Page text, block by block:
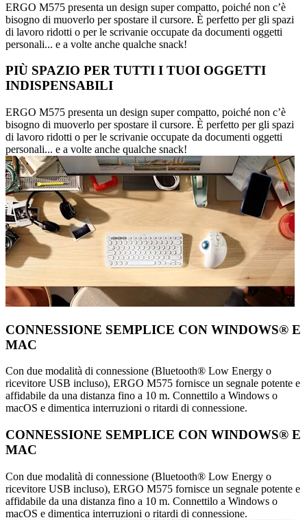
ERGO M575 presenta un design super compatto, poiché non c’è
bisogno di muoverlo per spostare il cursore. È perfetto per gli spazi
di lavoro ridotti o per le scrivanie occupate da documenti oggetti
personali... e a volte anche qualche snack!
PIÙ SPAZIO PER TUTTI I TUOI OGGETTI
INDISPENSABILI
ERGO M575 presenta un design super compatto, poiché non c’è
bisogno di muoverlo per spostare il cursore. È perfetto per gli spazi
di lavoro ridotti o per le scrivanie occupate da documenti oggetti
personali... e a volte anche qualche snack!
CONNESSIONE SEMPLICE CON WINDOWS® E
MAC
Con due modalità di connessione (Bluetooth® Low Energy o
ricevitore USB incluso), ERGO M575 fornisce un segnale potente e
affidabile da una distanza fino a 10 m. Connettilo a Windows o
macOS e dimentica interruzioni o ritardi di connessione.
CONNESSIONE SEMPLICE CON WINDOWS® E
MAC
Con due modalità di connessione (Bluetooth® Low Energy o
ricevitore USB incluso), ERGO M575 fornisce un segnale potente e
affidabile da una distanza fino a 10 m. Connettilo a Windows o
macOS e dimentica interruzioni o ritardi di connessione.